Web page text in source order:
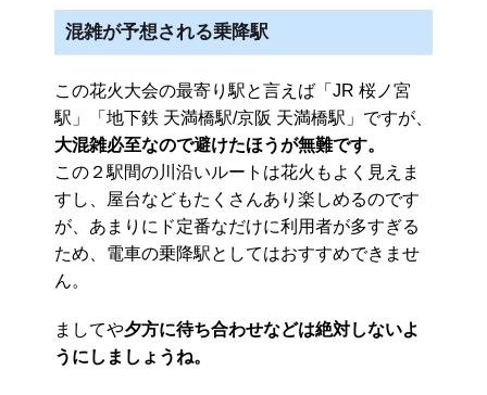
混雑が予想される乗降駅
この花火大会の最寄り駅と言えば「JR 桜ノ宮
駅」「地下鉄 天満橋駅/京阪 天満橋駅」ですが、
大混雑必至なので避けたほうが無難です。
この２駅間の川沿いルートは花火もよく見えま
すし、屋台などもたくさんあり楽しめるのです
が、あまりにド定番なだけに利用者が多すぎる
ため、電車の乗降駅としてはおすすめできませ
ん。
ましてや夕方に待ち合わせなどは絶対しないよ
うにしましょうね。